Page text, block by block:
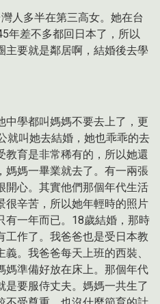
人多半在第三高女。她在台
年差不多都回日本了，所以
主要就是鄰居啊，結婚後去學
中學都叫媽媽不要去上了，更
就叫她去結婚，她也乖乖的去
教育是非常稀有的，所以她還
媽媽一畢業就去了。有一兩張
開心。其實他們那個年代生活
很辛苦，所以她年輕時的照片
有一年而已。18歲結婚，那時
工作了。我爸爸也是受日本教
。我爸爸每天上班的西裝、
媽準備好放在床上。那個年代
是要服侍丈夫。媽媽一共生了